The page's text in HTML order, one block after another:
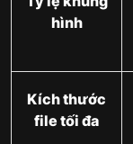
hình
Kích thước
file tối đa